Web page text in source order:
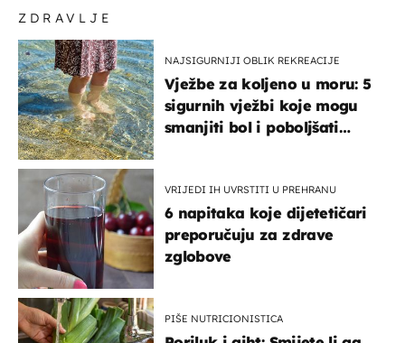
ZDRAVLJE
NAJSIGURNIJI OBLIK REKREACIJE
Vježbe za koljeno u moru: 5
sigurnih vježbi koje mogu
smanjiti bol i poboljšati
VRIJEDI IH UVRSTITI U PREHRANU
6 napitaka koje dijetetičari
preporučuju za zdrave
zglobove
PIŠE NUTRICIONISTICA